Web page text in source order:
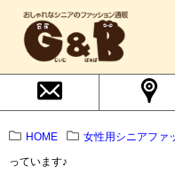
HOME 女性用シニアファ
っています♪